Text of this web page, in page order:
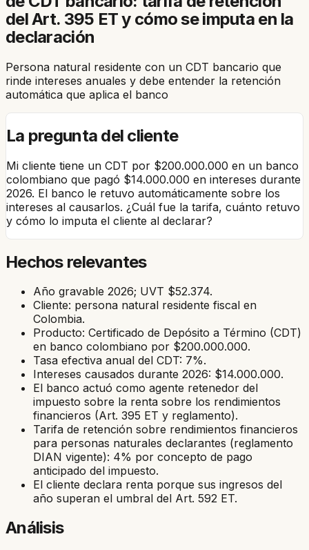
del Art. 395 ET y cómo se imputa en la
declaración
Persona natural residente con un CDT bancario que
rinde intereses anuales y debe entender la retención
automática que aplica el banco
La pregunta del cliente
Mi cliente tiene un CDT por $200.000.000 en un banco
colombiano que pagó $14.000.000 en intereses durante
2026. El banco le retuvo automáticamente sobre los
intereses al causarlos. ¿Cuál fue la tarifa, cuánto retuvo
y cómo lo imputa el cliente al declarar?
Hechos relevantes
Año gravable 2026; UVT $52.374.
Cliente: persona natural residente fiscal en
Colombia.
Producto: Certificado de Depósito a Término (CDT)
en banco colombiano por $200.000.000.
Tasa efectiva anual del CDT: 7%.
Intereses causados durante 2026: $14.000.000.
El banco actuó como agente retenedor del
impuesto sobre la renta sobre los rendimientos
financieros (Art. 395 ET y reglamento).
Tarifa de retención sobre rendimientos financieros
para personas naturales declarantes (reglamento
DIAN vigente): 4% por concepto de pago
anticipado del impuesto.
El cliente declara renta porque sus ingresos del
año superan el umbral del Art. 592 ET.
Análisis